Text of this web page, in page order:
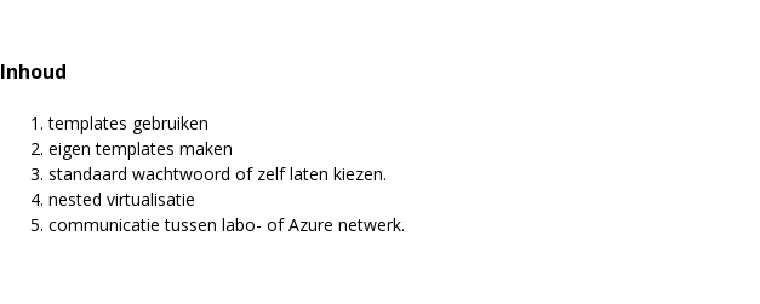
Inhoud
templates gebruiken
eigen templates maken
standaard wachtwoord of zelf laten kiezen.
nested virtualisatie
communicatie tussen labo- of Azure netwerk.